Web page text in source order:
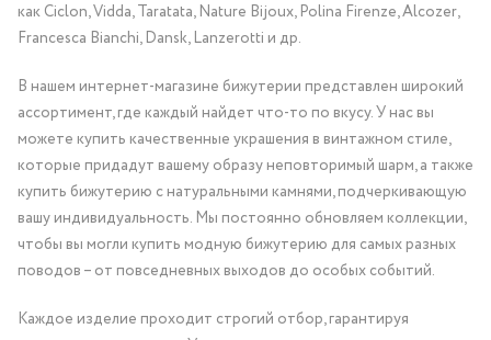
как Ciclon, Vidda, Taratata, Nature Bijoux, Polina Firenze, Alcozer,
Francesca Bianchi, Dansk, Lanzerotti и др.
В нашем интернет-магазине бижутерии представлен широкий
ассортимент, где каждый найдет что-то по вкусу. У нас вы
можете купить качественные украшения в винтажном стиле,
которые придадут вашему образу неповторимый шарм, а также
купить бижутерию с натуральными камнями, подчеркивающую
вашу индивидуальность. Мы постоянно обновляем коллекции,
чтобы вы могли купить модную бижутерию для самых разных
поводов – от повседневных выходов до особых событий.
Каждое изделие проходит строгий отбор, гарантируя